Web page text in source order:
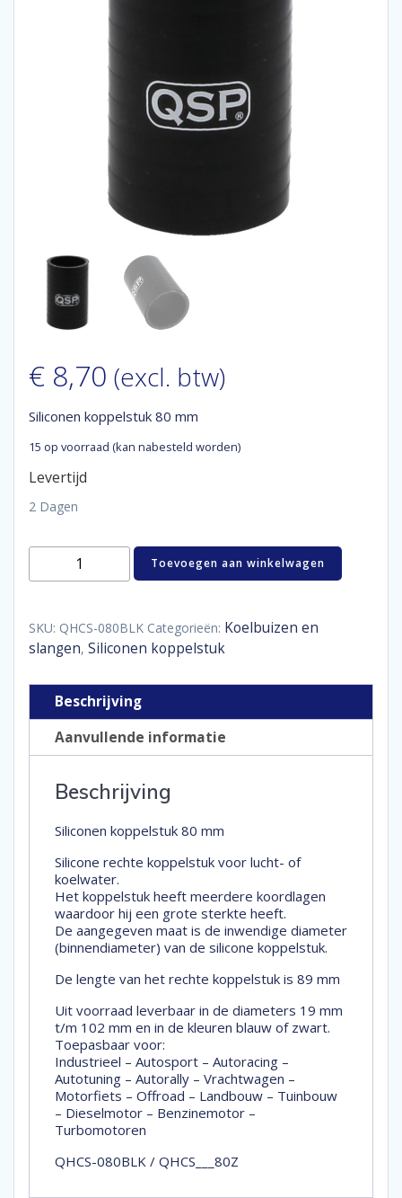
€ 8,70 (excl. btw)
Siliconen koppelstuk 80 mm
15 op voorraad (kan nabesteld worden)
Levertijd
2 Dagen
Siliconen
koppelstuk
aantal
Toevoegen aan winkelwagen
SKU: QHCS-080BLK Categorieën: Koelbuizen en
slangen, Siliconen koppelstuk
Beschrijving
Aanvullende informatie
Beschrijving
Siliconen koppelstuk 80 mm
Silicone rechte koppelstuk voor lucht- of
koelwater.
Het koppelstuk heeft meerdere koordlagen
waardoor hij een grote sterkte heeft.
De aangegeven maat is de inwendige diameter
(binnendiameter) van de silicone koppelstuk.
De lengte van het rechte koppelstuk is 89 mm
Uit voorraad leverbaar in de diameters 19 mm
t/m 102 mm en in de kleuren blauw of zwart.
Toepasbaar voor:
Industrieel – Autosport – Autoracing –
Autotuning – Autorally – Vrachtwagen –
Motorfiets – Offroad – Landbouw – Tuinbouw
– Dieselmotor – Benzinemotor –
Turbomotoren
QHCS-080BLK / QHCS___80Z